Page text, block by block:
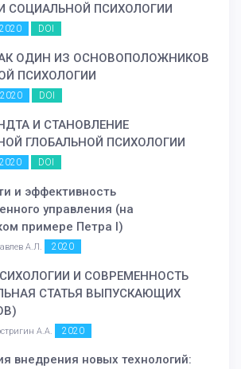
СОЦИАЛЬНОЙ ПСИХОЛОГИИ
2020 DOI
ОДИН ИЗ ОСНОВОПОЛОЖНИКОВ
ПСИХОЛОГИИ
2020 DOI
И СТАНОВЛЕНИЕ
ГЛОБАЛЬНОЙ ПСИХОЛОГИИ
2020 DOI
и эффективность
управления (на
примере Петра I)
А.Л. 2020
И СОВРЕМЕННОСТЬ
СТАТЬЯ ВЫПУСКАЮЩИХ
А.А. 2020
внедрения новых технологий: